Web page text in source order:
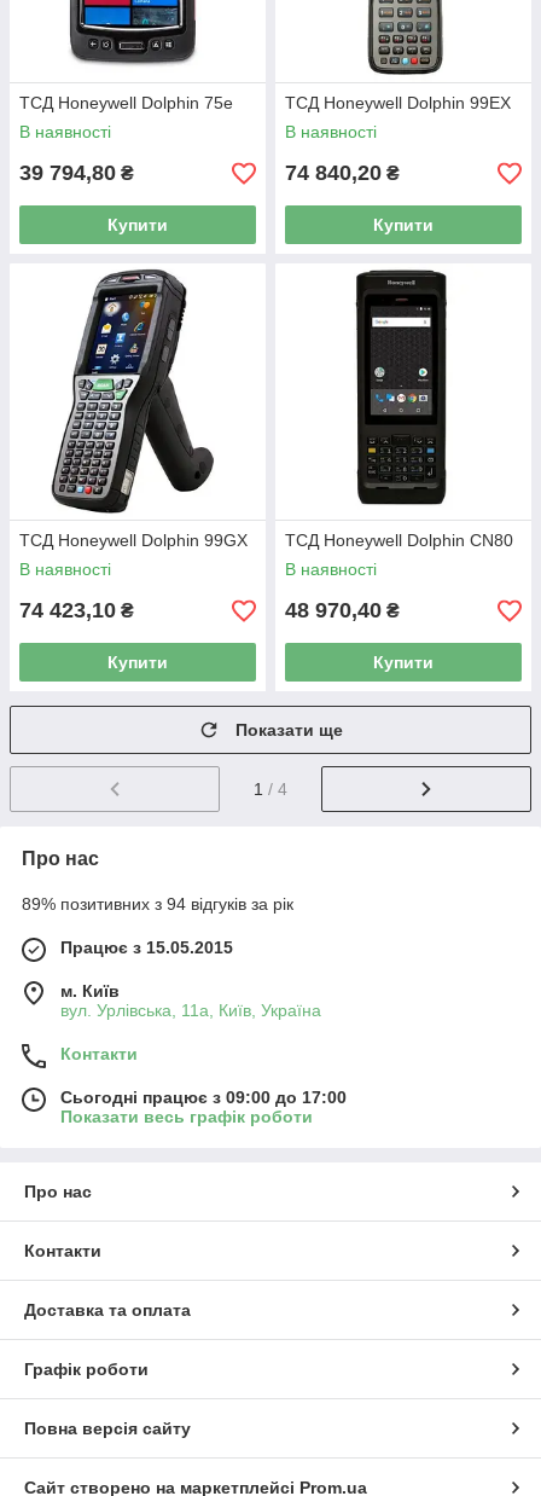
ТСД Honeywell Dolphin 75e
В наявності
39 794,80 ₴
Купити
ТСД Honeywell Dolphin 99EX
В наявності
74 840,20 ₴
Купити
ТСД Honeywell Dolphin 99GX
В наявності
74 423,10 ₴
Купити
ТСД Honeywell Dolphin CN80
В наявності
48 970,40 ₴
Купити
Показати ще
1 / 4
Про нас
89% позитивних з 94 відгуків за рік
Працює з 15.05.2015
м. Київ
вул. Урлівська, 11а, Київ, Україна
Контакти
Сьогодні працює з 09:00 до 17:00
Показати весь графік роботи
Про нас
Контакти
Доставка та оплата
Графік роботи
Повна версія сайту
Сайт створено на маркетплейсі Prom.ua